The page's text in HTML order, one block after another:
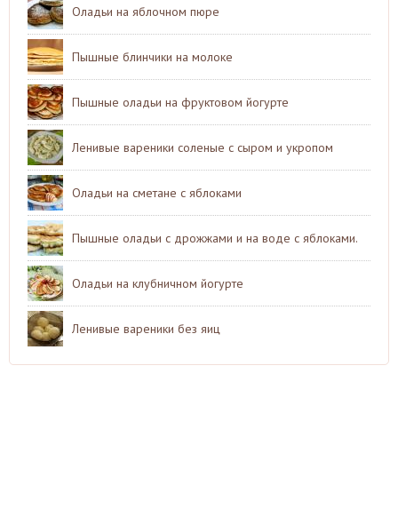
Оладьи на яблочном пюре
Пышные блинчики на молоке
Пышные оладьи на фруктовом йогурте
Ленивые вареники соленые с сыром и укропом
Оладьи на сметане с яблоками
Пышные оладьи с дрожжами и на воде с яблоками.
Оладьи на клубничном йогурте
Ленивые вареники без яиц